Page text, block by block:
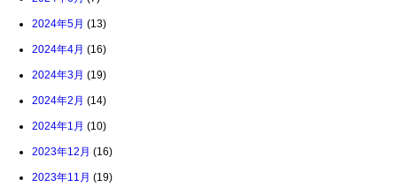
2024年5月 (13)
2024年4月 (16)
2024年3月 (19)
2024年2月 (14)
2024年1月 (10)
2023年12月 (16)
2023年11月 (19)